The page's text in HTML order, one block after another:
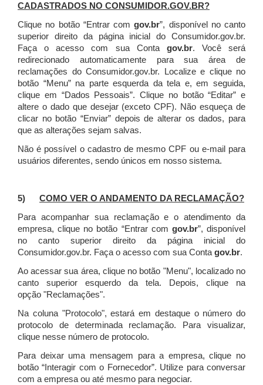
CADASTRADOS NO CONSUMIDOR.GOV.BR?
Clique no botão “Entrar comgov.br”, disponível no canto
superior direito da página inicial do Consumidor.gov.br.
Faça o acesso com sua Conta gov.br. Você será
redirecionado automaticamente para sua área de
reclamações do Consumidor.gov.br.
Localize e clique no
botão “Menu” na parte esquerda da tela e, em seguida,
clique em “Dados Pessoais”. Clique no botão “Editar” e
altere o dado que desejar (exceto CPF). Não esqueça de
clicar no botão “Enviar” depois de alterar os dados, para
que as alterações sejam salvas.
Não é possível o cadastro de mesmo CPF ou e-mail para
usuários diferentes, sendo únicos em nosso sistema.
5) COMO VER O ANDAMENTO DA RECLAMAÇÃO?
Para acompanhar sua reclamação e o atendimento da
empresa, clique no botão “Entrar com gov.br”, disponível
no canto superior direito da página inicial do
Consumidor.gov.br. Faça o acesso com sua Contagov.br.
Ao acessar sua área, clique no botão "Menu", localizado no
canto superior esquerdo da tela. Depois, clique na
opção "Reclamações".
Na coluna "Protocolo", estará em destaque o número do
protocolo de determinada reclamação. Para visualizar,
clique nesse número de protocolo.
Para deixar uma mensagem para a empresa, clique no
botão “Interagir com o Fornecedor”. Utilize para conversar
com a empresa ou até mesmo para negociar.